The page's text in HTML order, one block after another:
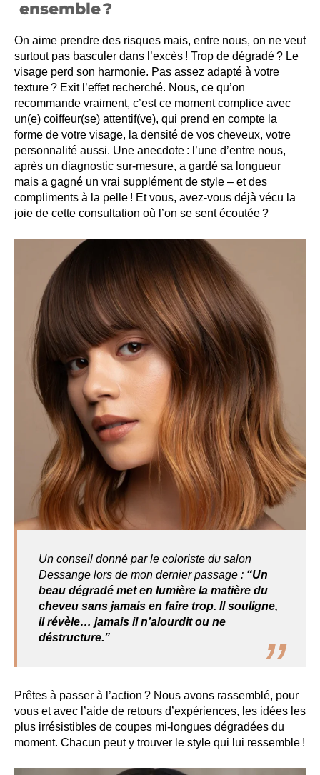
ensemble ?
On aime prendre des risques mais, entre nous, on ne veut
surtout pas basculer dans l’excès ! Trop de dégradé ? Le
visage perd son harmonie. Pas assez adapté à votre
texture ? Exit l’effet recherché. Nous, ce qu’on
recommande vraiment, c’est ce moment complice avec
un(e) coiffeur(se) attentif(ve), qui prend en compte la
forme de votre visage, la densité de vos cheveux, votre
personnalité aussi. Une anecdote : l’une d’entre nous,
après un diagnostic sur-mesure, a gardé sa longueur
mais a gagné un vrai supplément de style – et des
compliments à la pelle ! Et vous, avez-vous déjà vécu la
joie de cette consultation où l’on se sent écoutée ?
Un conseil donné par le coloriste du salon
Dessange lors de mon dernier passage : “Un
beau dégradé met en lumière la matière du
cheveu sans jamais en faire trop. Il souligne,
il révèle… jamais il n’alourdit ou ne
déstructure.”
Prêtes à passer à l’action ? Nous avons rassemblé, pour
vous et avec l’aide de retours d’expériences, les idées les
plus irrésistibles de coupes mi-longues dégradées du
moment. Chacun peut y trouver le style qui lui ressemble !